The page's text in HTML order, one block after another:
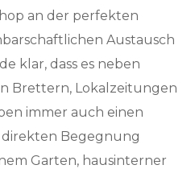
an der perfekten
Austausch
klar, dass es neben
Brettern, Lokalzeitungen
immer auch einen
direkten Begegnung
Garten, hausinterner